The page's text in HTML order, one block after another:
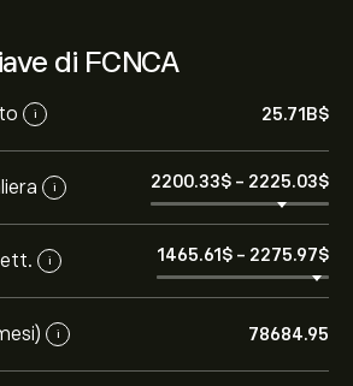
di FCNCA
i 25.71B‎$‎
i 2200.33‎$‎ - 2225.03‎$‎
i 1465.61‎$‎ - 2275.97‎$‎
i 78684.95